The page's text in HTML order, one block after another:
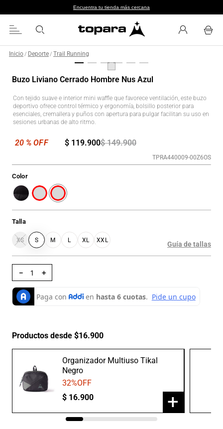
Encuentra tu tienda más cercana
Inicio / Deporte / Trail Running
Buzo Liviano Cerrado Hombre Nus Azul
Con tejido suave e interior mini waffle que favorece ventilación, este buzo
deportivo ofrece control térmico y ergonomía, bolsillo posterior para
esenciales, cremallera y puños con apertura para pulgar facilitan su uso en
sesiones urbanas de alto ritmo.
$ 149.900
$ 119.900
TPRA440009-00Z6OS
Talla
XS S M L XL XXL
Color
Guía de tallas
＋
－
Productos desde $16.900
Organizador Multiuso Tikal
Negro
32%OFF
$ 16.900 +